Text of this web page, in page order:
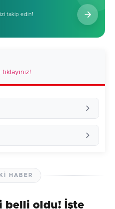
takip edin!
HABER
belli oldu! İşte